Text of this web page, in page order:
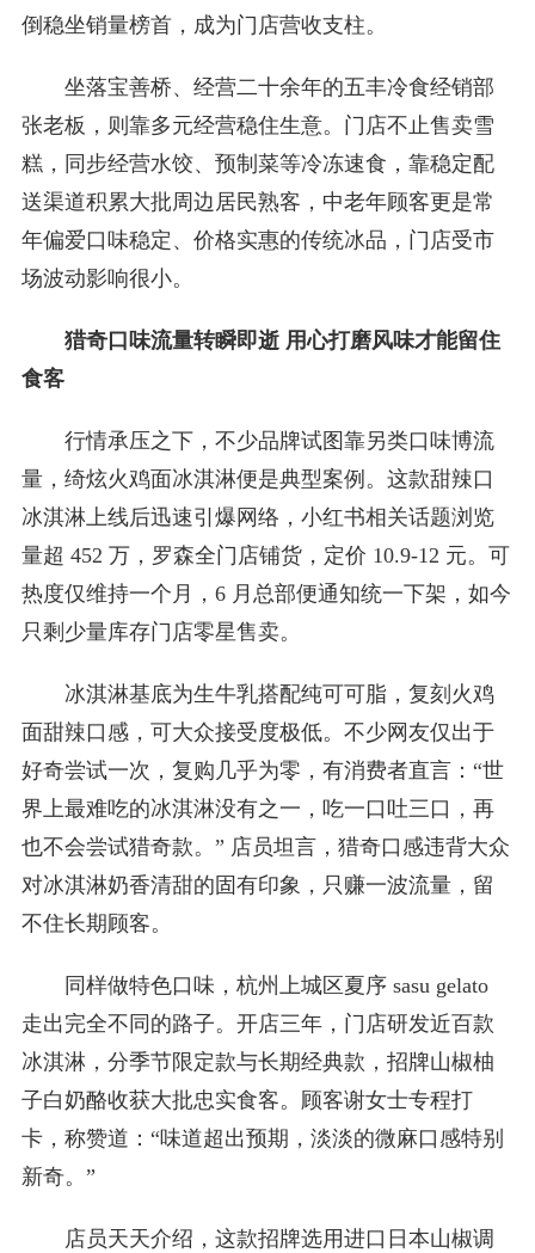
倒稳坐销量榜首，成为门店营收支柱。
坐落宝善桥、经营二十余年的五丰冷食经销部
张老板，则靠多元经营稳住生意。门店不止售卖雪
糕，同步经营水饺、预制菜等冷冻速食，靠稳定配
送渠道积累大批周边居民熟客，中老年顾客更是常
年偏爱口味稳定、价格实惠的传统冰品，门店受市
场波动影响很小。
猎奇口味流量转瞬即逝 用心打磨风味才能留住
食客
行情承压之下，不少品牌试图靠另类口味博流
量，绮炫火鸡面冰淇淋便是典型案例。这款甜辣口
冰淇淋上线后迅速引爆网络，小红书相关话题浏览
量超 452 万，罗森全门店铺货，定价 10.9-12 元。可
热度仅维持一个月，6 月总部便通知统一下架，如今
只剩少量库存门店零星售卖。
冰淇淋基底为生牛乳搭配纯可可脂，复刻火鸡
面甜辣口感，可大众接受度极低。不少网友仅出于
好奇尝试一次，复购几乎为零，有消费者直言：“世
界上最难吃的冰淇淋没有之一，吃一口吐三口，再
也不会尝试猎奇款。” 店员坦言，猎奇口感违背大众
对冰淇淋奶香清甜的固有印象，只赚一波流量，留
不住长期顾客。
同样做特色口味，杭州上城区夏序 sasu gelato
走出完全不同的路子。开店三年，门店研发近百款
冰淇淋，分季节限定款与长期经典款，招牌山椒柚
子白奶酪收获大批忠实食客。顾客谢女士专程打
卡，称赞道：“味道超出预期，淡淡的微麻口感特别
新奇。”
店员天天介绍，这款招牌选用进口日本山椒调